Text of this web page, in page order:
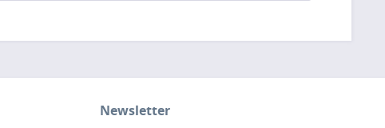
Newsletter